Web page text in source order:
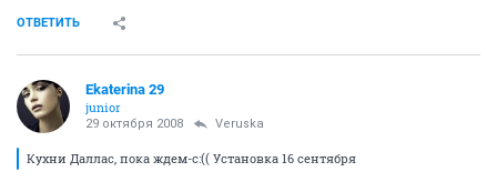
ОТВЕТИТЬ
Ekaterina 29
junior
29 октября 2008 Veruska
Кухни Даллас, пока ждем-с:(( Установка 16 сентября